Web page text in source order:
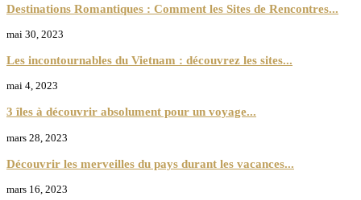
Destinations Romantiques : Comment les Sites de Rencontres...
mai 30, 2023
Les incontournables du Vietnam : découvrez les sites...
mai 4, 2023
3 îles à découvrir absolument pour un voyage...
mars 28, 2023
Découvrir les merveilles du pays durant les vacances...
mars 16, 2023